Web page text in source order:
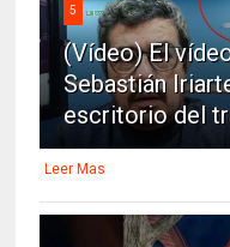
5
(Vídeo) El
Sebastián
escritorio del
Leer Mas